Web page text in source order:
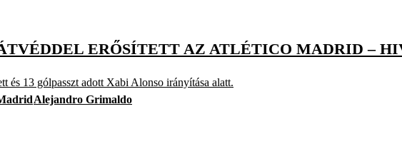
ERŐSÍTETT AZ ATLÉTICO MADRID –
és 13 gólpasszt adott Xabi Alonso irányítása alatt.
Alejandro Grimaldo